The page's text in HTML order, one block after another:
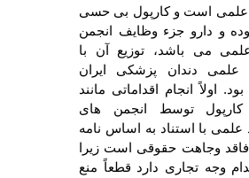
علمی است و کارپول بی حسی
و دارو جزء وظایف انجمن
می باشد، توزیع آن با
علمی دندان پزشکی ایران
اولاً انجام اقداماتی مانند
کارپول توسط انجمن های
علمی با استناد به اساس نامه
فاقد وجاهت حقوقی است زیرا
وجه تجاری دارد قطعاً منع